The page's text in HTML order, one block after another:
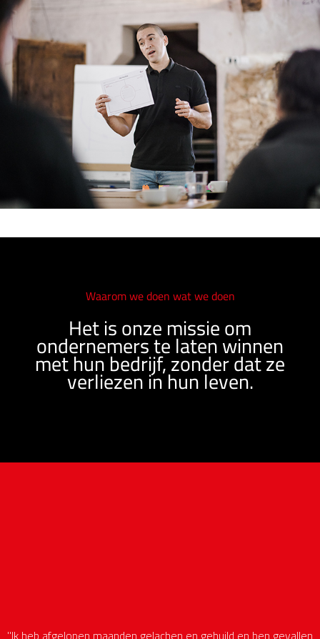
Waarom we doen wat we doen
Het is onze missie om
ondernemers te laten winnen
met hun bedrijf, zonder dat ze
verliezen in hun leven.